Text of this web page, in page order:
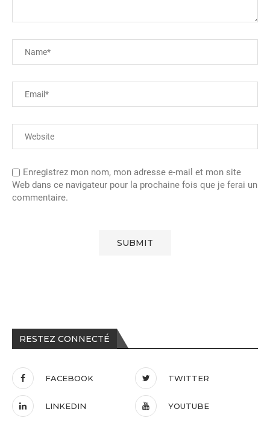
Enregistrez mon nom, mon adresse e-mail et mon site
Web dans ce navigateur pour la prochaine fois que je ferai un
commentaire.
RESTEZ CONNECTÉ
FACEBOOK TWITTER
LINKEDIN YOUTUBE